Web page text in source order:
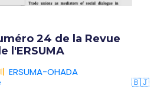
24 de la Revue
l'ERSUMA
ERSUMA-OHADA
🇧🇯